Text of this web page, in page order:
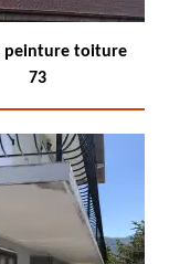
peinture toiture
73